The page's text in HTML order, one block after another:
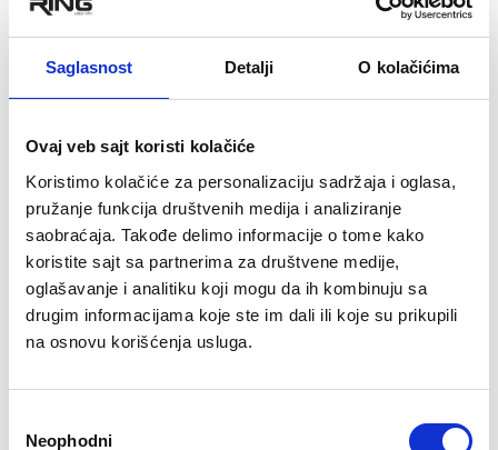
Saglasnost Detalji O kolačićima
Ovaj veb sajt koristi kolačiće
Koristimo kolačiće za personalizaciju sadržaja i oglasa,
pružanje funkcija društvenih medija i analiziranje
saobraćaja. Takođe delimo informacije o tome kako
koristite sajt sa partnerima za društvene medije,
oglašavanje i analitiku koji mogu da ih kombinuju sa
drugim informacijama koje ste im dali ili koje su prikupili
na osnovu korišćenja usluga.
сагласности
Neophodni
Intolerancija na hranu - simptomi, uzroci i kako se
razlikuje od alergije